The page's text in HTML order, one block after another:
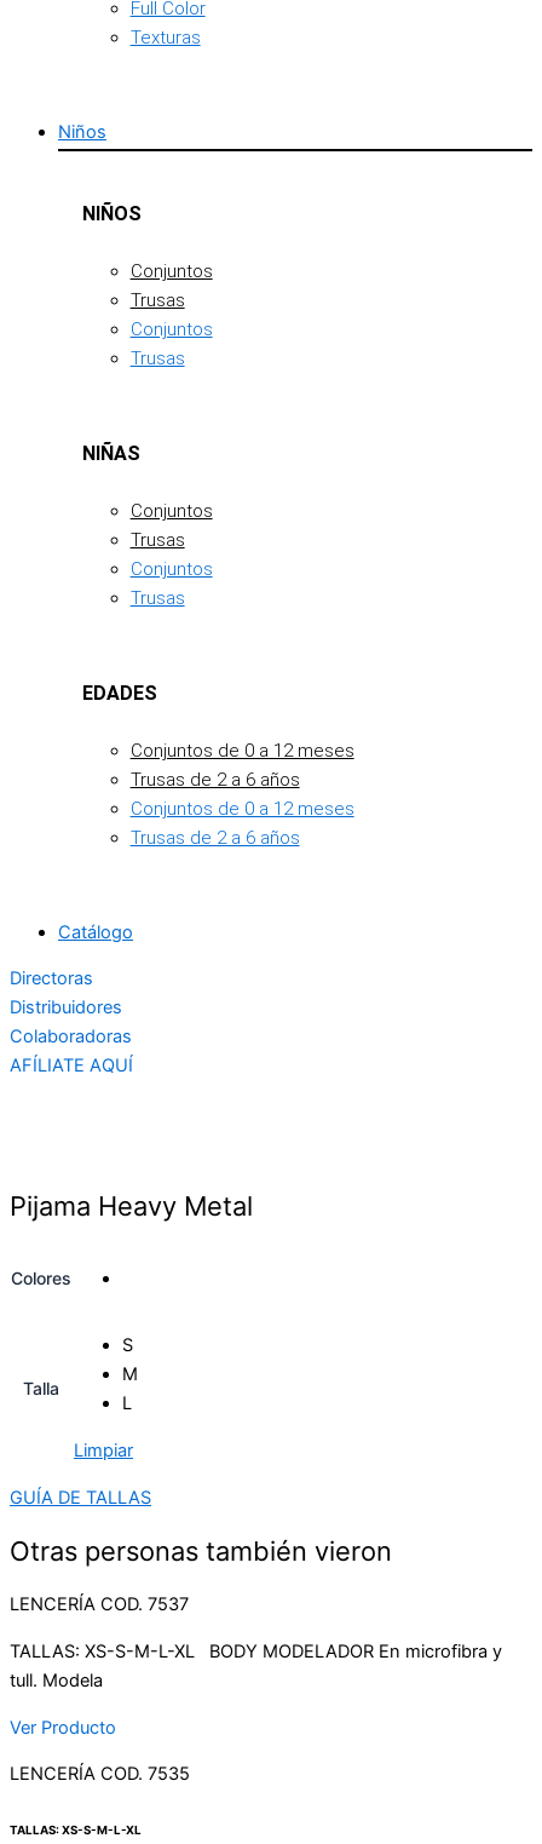
Full Color
Texturas
Niños
NIÑOS
Conjuntos
Trusas
Conjuntos
Trusas
NIÑAS
Conjuntos
Trusas
Conjuntos
Trusas
EDADES
Conjuntos de 0 a 12 meses
Trusas de 2 a 6 años
Conjuntos de 0 a 12 meses
Trusas de 2 a 6 años
Catálogo
Directoras
Distribuidores
Colaboradoras
AFÍLIATE AQUÍ
Pijama Heavy Metal
Colores
Talla
S
M
L
Limpiar
GUÍA DE TALLAS
Otras personas también vieron
LENCERÍA COD. 7537
TALLAS: XS-S-M-L-XL BODY MODELADOR En microfibra y
tull. Modela
Ver Producto
LENCERÍA COD. 7535
TALLAS: XS-S-M-L-XL